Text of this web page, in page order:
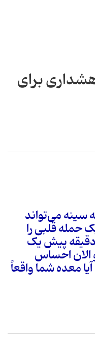
برای
می‌تواند
حمله قلبی را
دقیقه پیش یک
الان احساس
معده شما واقعاً